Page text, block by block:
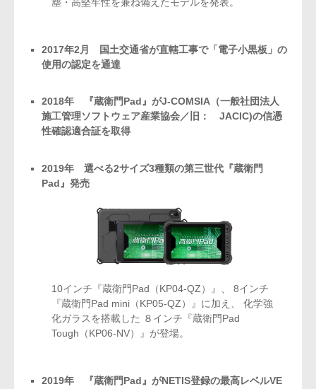
2017年2月 国土交通省が直轄工事で「電子小黒板」の
使用の認定を通達
2018年 『蔵衛門Pad』がJ-COMSIA（一般社団法人
施工管理ソフトウェア産業協会／旧： JACIC)の信憑
性確認適合証を取得
2019年 選べる2サイズ3種類の第三世代『蔵衛門
Pad』発売
10インチ『蔵衛門Pad（KP04-QZ）』、
8インチ
『蔵衛門Pad mini（KP05-QZ）』に加え、
化学強
化ガラスを搭載した ８インチ『蔵衛門Pad
Tough（KP06-NV）』が登場。
2019年 『蔵衛門Pad』がNETIS登録の最高レベルVE